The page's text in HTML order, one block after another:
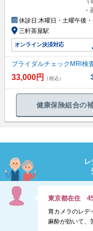
・
休診日:木曜日・土曜午後
三軒茶屋駅
オンライン決済対応
ブライダルチェックMRI検
33,000円 （税込）
健康保険組合の
東京都在住
胃カメラのレデ
麻酔が効いて、